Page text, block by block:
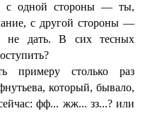
с одной стороны — ты,
с другой стороны —
не дать. В сих тесных
примеру столько раз
который, бывало,
фф... жж... зз...? или